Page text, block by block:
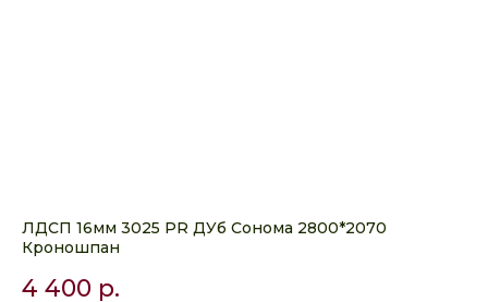
ЛДСП 16мм 3025 PR ДУб Сонома 2800*2070
Кроношпан
4 400 р.